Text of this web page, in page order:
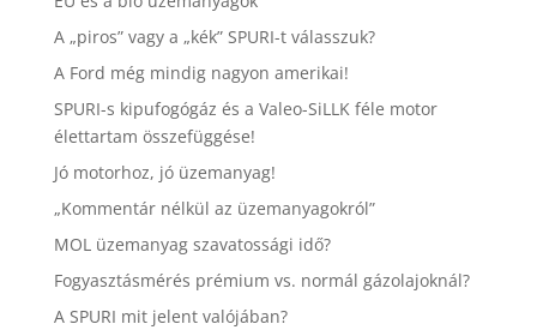
A „piros” vagy a „kék” SPURI-t válasszuk?
A Ford még mindig nagyon amerikai!
SPURI-s kipufogógáz és a Valeo-SiLLK féle motor
élettartam összefüggése!
Jó motorhoz, jó üzemanyag!
„Kommentár nélkül az üzemanyagokról”
MOL üzemanyag szavatossági idő?
Fogyasztásmérés prémium vs. normál gázolajoknál?
A SPURI mit jelent valójában?